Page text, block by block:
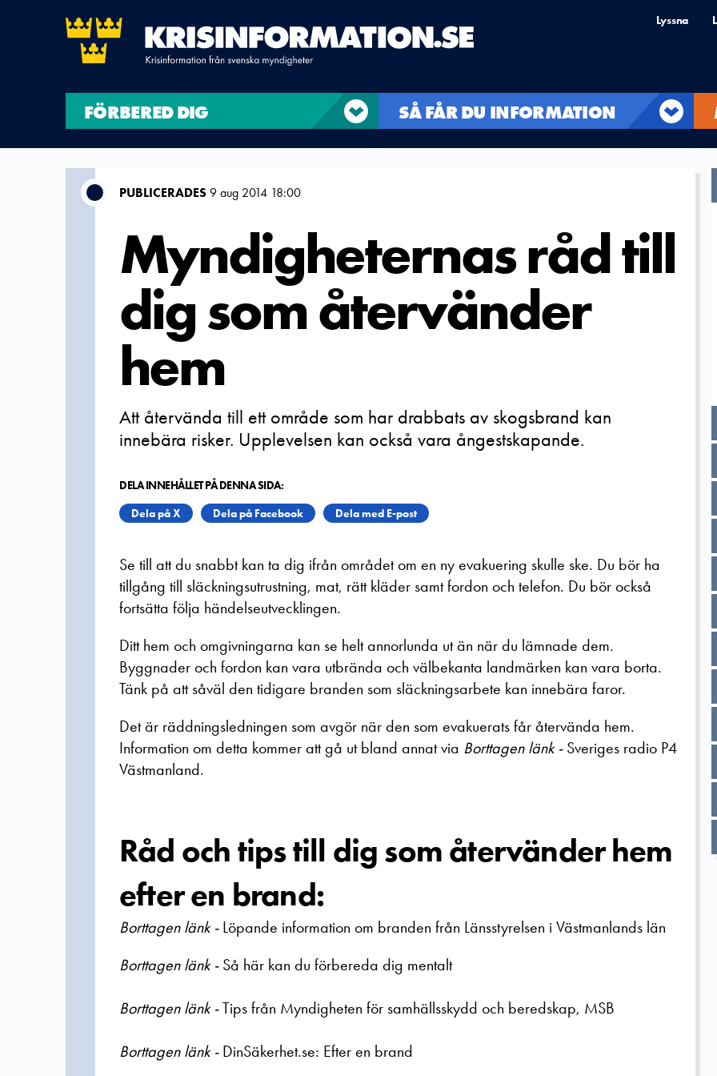
Lyssna
FÖRBERED DIG SÅ FÅR DU INFORMATION
PUBLICERADES9 aug 2014 18:00
Myndigheternas råd till
dig som återvänder
hem
Att återvända till ett område som har drabbats av skogsbrand kan
innebära risker. Upplevelsen kan också vara ångestskapande.
DELA INNEHÅLLET PÅ DENNA SIDA:
Dela på X
Dela på Facebook Dela med E-post
Se till att du snabbt kan ta dig ifrån området om en ny evakuering skulle ske. Du bör ha
tillgång till släckningsutrustning, mat, rätt kläder samt fordon och telefon. Du bör också
fortsätta följa händelseutvecklingen.
Ditt hem och omgivningarna kan se helt annorlunda ut än när du lämnade dem.
Byggnader och fordon kan vara utbrända och välbekanta landmärken kan vara borta.
Tänk på att såväl den tidigare branden som släckningsarbete kan innebära faror.
Det är räddningsledningen som avgör när den som evakuerats får återvända hem.
Information om detta kommer att gå ut bland annat via Borttagen länk -Sveriges radio P4
Västmanland.
Råd och tips till dig som återvänder hem
efter en brand:
Borttagen länk -Löpande information om branden från Länsstyrelsen i Västmanlands län
Borttagen länk -Så här kan du förbereda dig mentalt
Borttagen länk -Tips från Myndigheten för samhällsskydd och beredskap, MSB
Borttagen länk -DinSäkerhet.se: Efter en brand